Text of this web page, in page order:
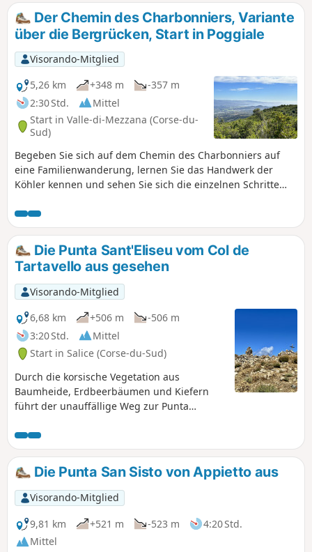
Der Chemin des Charbonniers, Variante
über die Bergrücken, Start in Poggiale
Visorando-Mitglied
5,26 km
+348 m
-357 m
2:30 Std.
Mittel
Start in Valle-di-Mezzana (Corse-du-
Sud)
Begeben Sie sich auf dem Chemin des Charbonniers auf
eine Familienwanderung, lernen Sie das Handwerk der
Köhler kennen und sehen Sie sich die einzelnen Schritte
Die Punta Sant'Eliseu vom Col de
Tartavello aus gesehen
Visorando-Mitglied
6,68 km
+506 m
-506 m
3:20 Std.
Mittel
Start in Salice (Corse-du-Sud)
Durch die korsische Vegetation aus
Baumheide, Erdbeerbäumen und Kiefern
führt der unauffällige Weg zur Punta
Ankunft auf dem Gipfel bietet einen
herrlichen Panoramablick auf die Buchten
von Sagone, Liscia und Ajaccio im Westen
und auf den Monte Renoso und den Monte
D'Oro im Osten. Näher, weiter unten,
unterstreichen die Dörfer die Sanftheit des
Gravone-Tals.
Die Punta San Sisto von Appietto aus
Visorando-Mitglied
9,81 km
+521 m -523 m
4:20 Std.
Mittel